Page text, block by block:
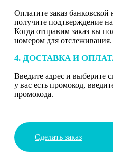
Оплатите заказ
получите подтверждение
Когда отправим заказ вы
номером для отслеживания.
4. ДОСТАВКА И
Введите адрес и выберите
у вас есть промокод,
промокода.
Сделать заказ